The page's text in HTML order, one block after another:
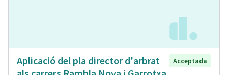
Aplicació del pla director d'arbrat
Acceptada